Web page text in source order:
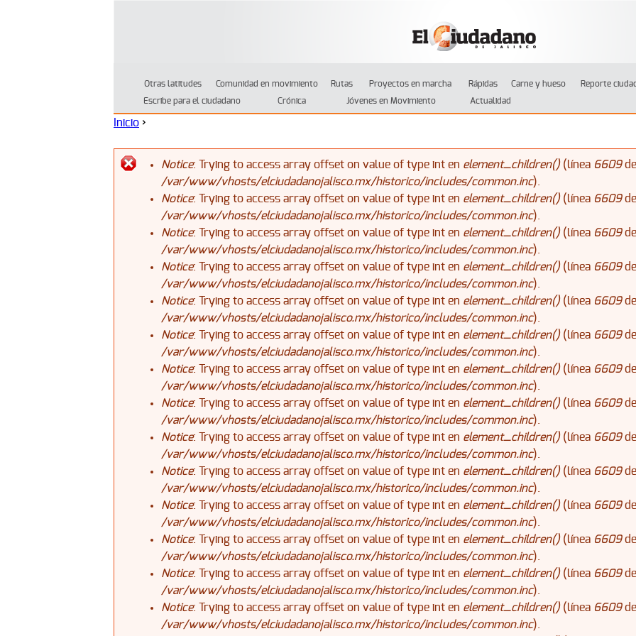
Otras latitudes Comunidad en movimiento Rutas Proyectos en marcha Rápidas Carne y hueso Reporte
Escribe para el ciudadano
Crónica Jóvenes en Movimiento Actualidad
Se encuentra usted aquí
Inicio ›
Mensaje de error
Notice: Trying to access array offset on value of type int en element_children()(línea 6609de
/var/www/vhosts/elciudadanojalisco.mx/historico/includes/common.inc).
Notice: Trying to access array offset on value of type int en element_children()(línea 6609de
/var/www/vhosts/elciudadanojalisco.mx/historico/includes/common.inc).
Notice: Trying to access array offset on value of type int en element_children()(línea 6609de
/var/www/vhosts/elciudadanojalisco.mx/historico/includes/common.inc).
Notice: Trying to access array offset on value of type int en element_children()(línea 6609de
/var/www/vhosts/elciudadanojalisco.mx/historico/includes/common.inc).
Notice: Trying to access array offset on value of type int en element_children()(línea 6609de
/var/www/vhosts/elciudadanojalisco.mx/historico/includes/common.inc).
Notice: Trying to access array offset on value of type int en element_children()(línea 6609de
/var/www/vhosts/elciudadanojalisco.mx/historico/includes/common.inc).
Notice: Trying to access array offset on value of type int en element_children()(línea 6609de
/var/www/vhosts/elciudadanojalisco.mx/historico/includes/common.inc).
Notice: Trying to access array offset on value of type int en element_children()(línea 6609de
/var/www/vhosts/elciudadanojalisco.mx/historico/includes/common.inc).
Notice: Trying to access array offset on value of type int en element_children()(línea 6609de
/var/www/vhosts/elciudadanojalisco.mx/historico/includes/common.inc).
Notice: Trying to access array offset on value of type int en element_children()(línea 6609de
/var/www/vhosts/elciudadanojalisco.mx/historico/includes/common.inc).
Notice: Trying to access array offset on value of type int en element_children()(línea 6609de
/var/www/vhosts/elciudadanojalisco.mx/historico/includes/common.inc).
Notice: Trying to access array offset on value of type int en element_children()(línea 6609de
/var/www/vhosts/elciudadanojalisco.mx/historico/includes/common.inc).
Notice: Trying to access array offset on value of type int en element_children()(línea 6609de
/var/www/vhosts/elciudadanojalisco.mx/historico/includes/common.inc).
Notice: Trying to access array offset on value of type int en element_children()(línea 6609de
/var/www/vhosts/elciudadanojalisco.mx/historico/includes/common.inc).